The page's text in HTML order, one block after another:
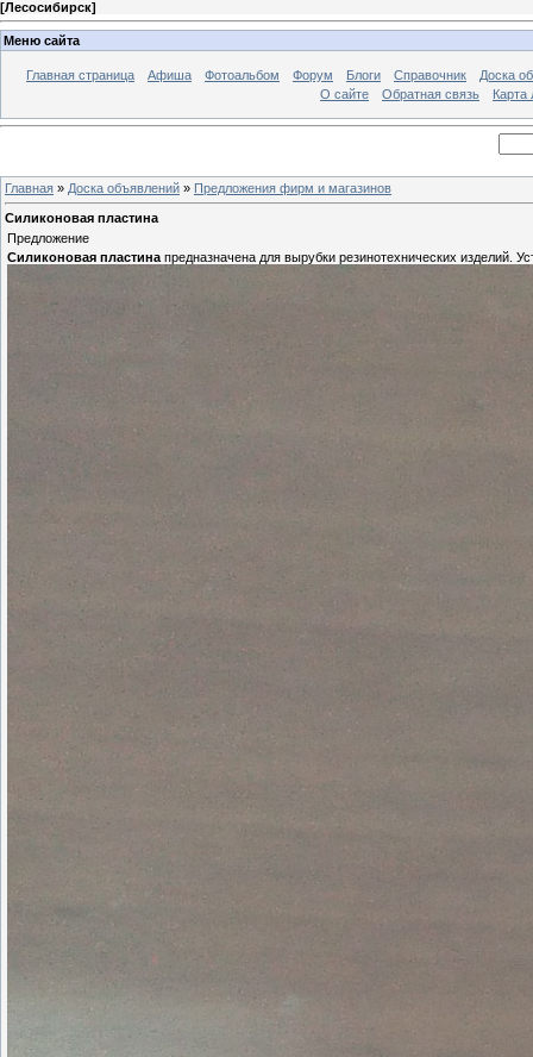
[Лесосибирск]
Меню сайта
Главная страница Афиша Фотоальбом Форум Блоги Справочник
Доска
О сайте
Обратная связь Карта
Главная » Доска объявлений » Предложения фирм и магазинов
Силиконовая пластина
Предложение
Силиконовая пластина предназначена для вырубки резинотехнических изделий.